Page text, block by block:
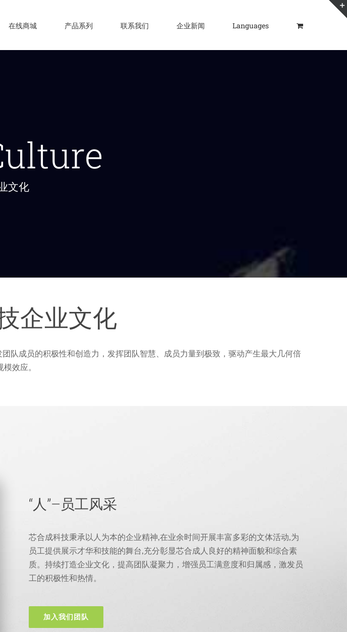
在线商城 产品系列 联系我们 企业新闻 Languages
文化
企业文化
队成员的积极性和创造力，发挥团队智慧、成员力量到极致，驱动产生最大几何倍
效应。
“人”–员工风采
芯合成科技秉承以人为本的企业精神,在业余时间开展丰富多彩的文体活动,为
员工提供展示才华和技能的舞台,充分彰显芯合成人良好的精神面貌和综合素
质。持续打造企业文化，提高团队凝聚力，增强员工满意度和归属感，激发员
工的积极性和热情。
加入我们团队